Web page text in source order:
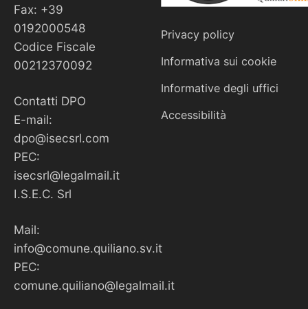
Fax: +39
0192000548
Codice Fiscale
00212370092
Contatti DPO
E-mail:
dpo@isecsrl.com
PEC:
isecsrl@legalmail.it
I.S.E.C. Srl
Mail:
info@comune.quiliano.sv.it
PEC:
comune.quiliano@legalmail.it
Privacy policy
Informativa sui cookie
Informative degli uffici
Accessibilità